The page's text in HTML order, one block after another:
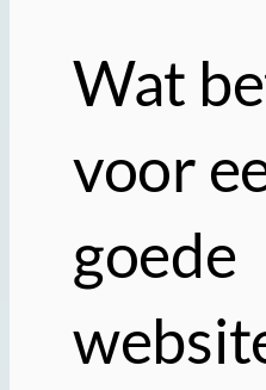
Wat
voor
goede